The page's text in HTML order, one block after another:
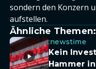
sondern den Konzern
aufstellen.
Ähnliche Themen:
:newstime
Kein
Hammer